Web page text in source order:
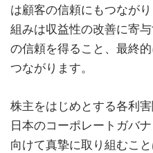
は顧客の信頼にもつなが
組みは収益性の改善に寄
の信頼を得ること、最終
つながります。
株主をはじめとする各利
日本のコーポレートガバ
向けて真摯に取り組むこ